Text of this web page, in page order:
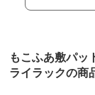
もこふあ敷パッ
ライラックの商